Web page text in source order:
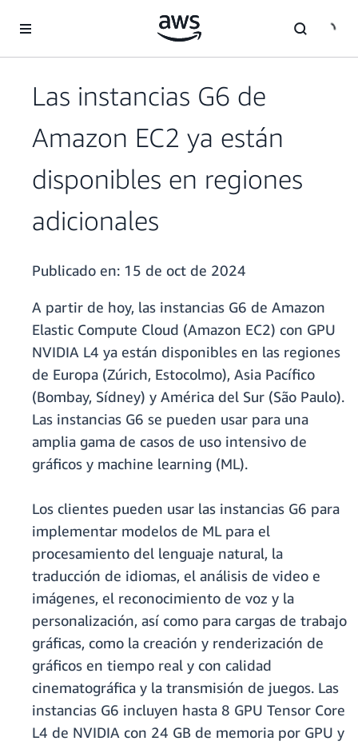
Las instancias G6 de
Amazon EC2 ya están
disponibles en regiones
adicionales
Publicado en: 15 de oct de 2024
A partir de hoy, las instancias G6 de Amazon
Elastic Compute Cloud (Amazon EC2) con GPU
NVIDIA L4 ya están disponibles en las regiones
de Europa (Zúrich, Estocolmo), Asia Pacífico
(Bombay, Sídney) y América del Sur (São Paulo).
Las instancias G6 se pueden usar para una
amplia gama de casos de uso intensivo de
gráficos y machine learning (ML).
Los clientes pueden usar las instancias G6 para
implementar modelos de ML para el
procesamiento del lenguaje natural, la
traducción de idiomas, el análisis de video e
imágenes, el reconocimiento de voz y la
personalización, así como para cargas de trabajo
gráficas, como la creación y renderización de
gráficos en tiempo real y con calidad
cinematográfica y la transmisión de juegos. Las
instancias G6 incluyen hasta 8 GPU Tensor Core
L4 de NVIDIA con 24 GB de memoria por GPU y